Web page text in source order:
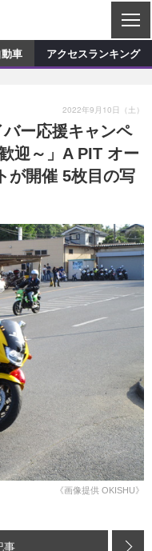
C
L
S
ショップ訪問記
デモカー製作記
カスタマイズ新製品情報
カーグッズ新製品情報
動車 アクセスランキング
ー応援キャンペ
迎～」A PIT オー
が開催 5枚目の写
2022年9月10日（土）
《画像提供 OKISHU》
事